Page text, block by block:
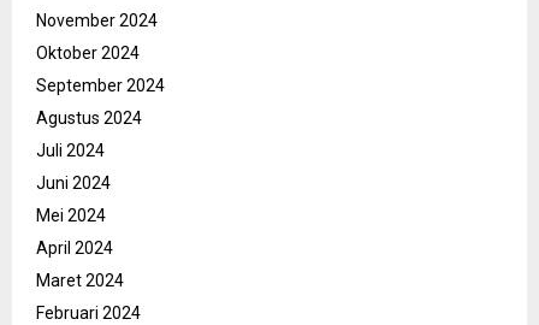
November 2024
Oktober 2024
September 2024
Agustus 2024
Juli 2024
Juni 2024
Mei 2024
April 2024
Maret 2024
Februari 2024